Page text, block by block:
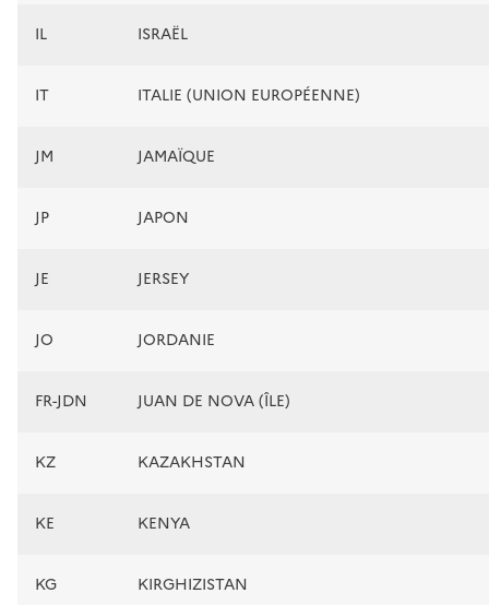
IL ISRAËL
IT ITALIE (UNION EUROPÉENNE)
JM JAMAÏQUE
JP JAPON
JE JERSEY
JO JORDANIE
FR-JDN JUAN DE NOVA (ÎLE)
KZ KAZAKHSTAN
KE KENYA
KG KIRGHIZISTAN